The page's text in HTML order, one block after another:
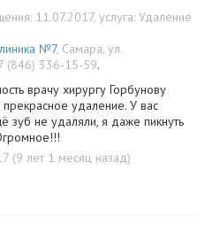
11.07.2017, услуга: Удаление
№7, Самара, ул.
(846) 336-15-59.
врачу хирургу Горбунову
удаление. У вас
зуб не удаляли, я даже пикнуть
(9 лет 1 месяц назад)